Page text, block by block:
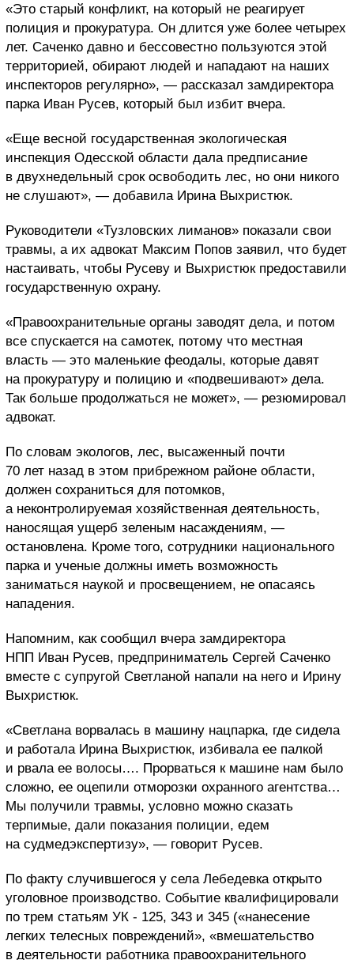
«Это старый конфликт, на который не реагирует
полиция и прокуратура. Он длится уже более четырех
лет. Саченко давно и бессовестно пользуются этой
территорией, обирают людей и нападают на наших
инспекторов регулярно», — рассказал замдиректора
парка Иван Русев, который был избит вчера.
«Еще весной государственная экологическая
инспекция Одесской области дала предписание
в двухнедельный срок освободить лес, но они никого
не слушают», — добавила Ирина Выхристюк.
Руководители «Тузловских лиманов» показали свои
травмы, а их адвокат Максим Попов заявил, что будет
настаивать, чтобы Русеву и Выхристюк предоставили
государственную охрану.
«Правоохранительные органы заводят дела, и потом
все спускается на самотек, потому что местная
власть — это маленькие феодалы, которые давят
на прокуратуру и полицию и «подвешивают» дела.
Так больше продолжаться не может», — резюмировал
адвокат.
По словам экологов, лес, высаженный почти
70 лет назад в этом прибрежном районе области,
должен сохраниться для потомков,
а неконтролируемая хозяйственная деятельность,
наносящая ущерб зеленым насаждениям, —
остановлена. Кроме того, сотрудники национального
парка и ученые должны иметь возможность
заниматься наукой и просвещением, не опасаясь
нападения.
Напомним, как сообщил вчера замдиректора
НПП Иван Русев, предприниматель Сергей Саченко
вместе с супругой Светланой напали на него и Ирину
Выхристюк.
«Светлана ворвалась в машину нацпарка, где сидела
и работала Ирина Выхристюк, избивала ее палкой
и рвала ее волосы…. Прорваться к машине нам было
сложно, ее оцепили отморозки охранного агентства…
Мы получили травмы, условно можно сказать
терпимые, дали показания полиции, едем
на судмедэкспертизу», — говорит Русев.
По факту случившегося у села Лебедевка открыто
уголовное производство. Событие квалифицировали
по трем статьям УК - 125, 343 и 345 («нанесение
легких телесных повреждений», «вмешательство
в деятельности работника правоохранительного